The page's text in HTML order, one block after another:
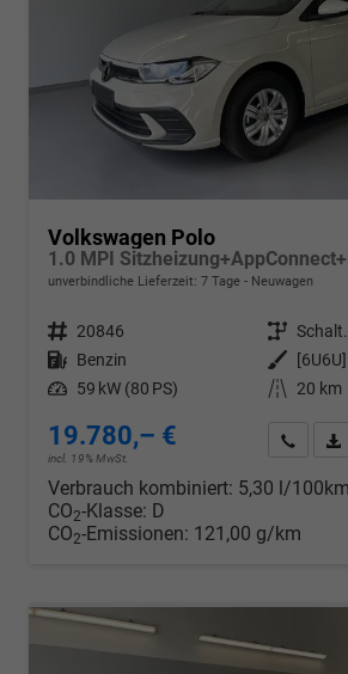
Volkswagen Polo
unverbindliche Lieferzeit: 7 Tage Neuwagen
Fahrzeugnr. 20846 Getriebe
Kraftstoff Benzin Außenfarbe
Leistung 59 kW (80 PS) Kilometerstand 20 km
19.780,– €
incl. 19% MwSt.
Wir
Verbrauch kombiniert: 5,30 l/100km
CO2-Klasse: D
CO2-Emissionen: 121,00 g/km